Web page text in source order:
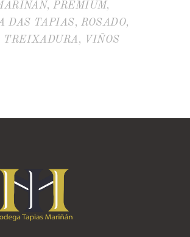
PREMIUM
DAS TAPIAS
ROSADO
TREIXADURA VIÑOS